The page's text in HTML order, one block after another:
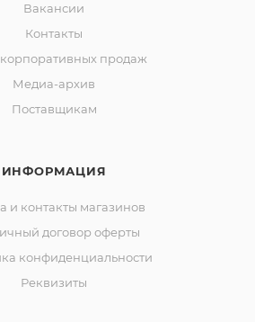
Вакансии
Контакты
продаж
Медиа-архив
Поставщикам
ИНФОРМАЦИЯ
и контакты магазинов
договор оферты
конфиденциальности
Реквизиты